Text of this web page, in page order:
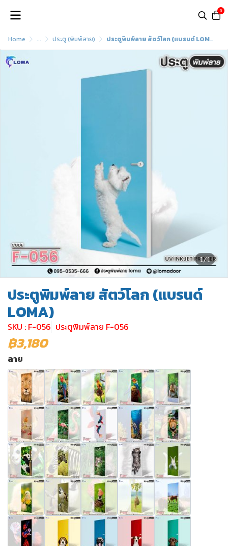
0
Home ... ประตู (พิมพ์ลาย) ประตูพิมพ์ลาย สัตว์โลก (แบรนด์ LOMA)
1/1
ประตูพิมพ์ลาย สัตว์โลก (แบรนด์
LOMA)
SKU : F-056 ประตูพิมพ์ลาย F-056
฿3,180
ลาย